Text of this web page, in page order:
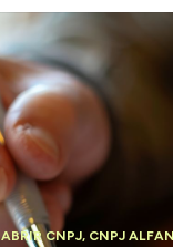
ABRIR CNPJ, CNPJ